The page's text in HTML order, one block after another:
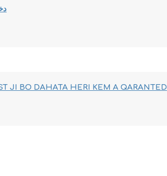
JI BO DAHATA HERI KEM A QARANTED